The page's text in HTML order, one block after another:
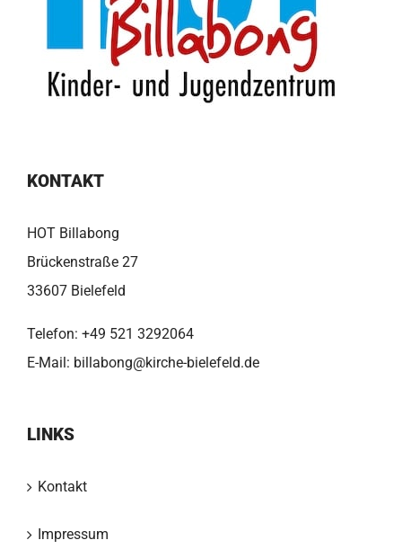
KONTAKT
HOT Billabong
Brückenstraße 27
33607 Bielefeld
Telefon: +49 521 3292064
E-Mail: billabong@kirche-bielefeld.de
LINKS
Kontakt
Impressum